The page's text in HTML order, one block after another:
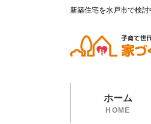
新築住宅を水戸市で検
ホーム
HOME